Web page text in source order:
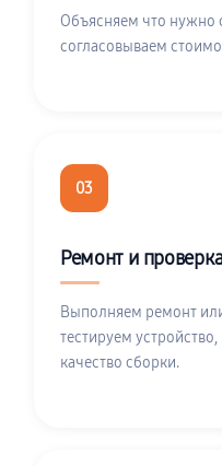
Объясняем что нужно
согласовываем
03
Ремонт и
Выполняем ремонт
тестируем
качество сборки.